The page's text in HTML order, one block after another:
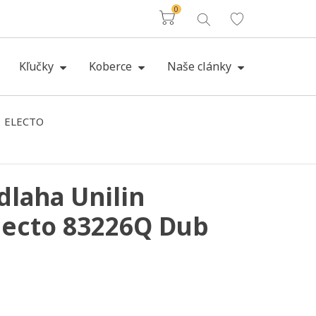
Košík
0
Kľučky Koberce Naše clánky
ELECTO
Unilin
83226Q Dub